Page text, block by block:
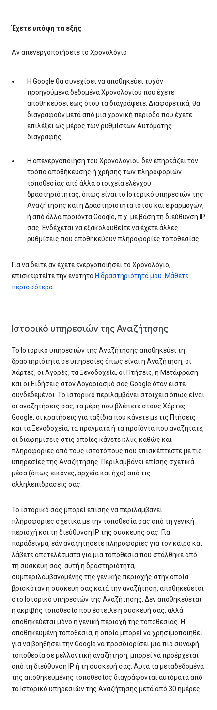
Έχετε υπόψη τα εξής
Αν απενεργοποιήσετε το Χρονολόγιο
Η Google θα συνεχίσει να αποθηκεύει τυχόν
προηγούμενα δεδομένα Χρονολογίου που έχετε
αποθηκεύσει έως ότου τα διαγράψετε. Διαφορετικά, θα
διαγραφούν μετά από μια χρονική περίοδο που έχετε
επιλέξει ως μέρος των ρυθμίσεων Αυτόματης
διαγραφής.
Η απενεργοποίηση του Χρονολογίου δεν επηρεάζει τον
τρόπο αποθήκευσης ή χρήσης των πληροφοριών
τοποθεσίας από άλλα στοιχεία ελέγχου
δραστηριότητας, όπως είναι το Ιστορικό υπηρεσιών της
Αναζήτησης και η Δραστηριότητα ιστού και εφαρμογών,
ή από άλλα προϊόντα Google, π.χ. με βάση τη διεύθυνση IP
σας. Ενδέχεται να εξακολουθείτε να έχετε άλλες
ρυθμίσεις που αποθηκεύουν πληροφορίες τοποθεσίας.
Για να δείτε αν έχετε ενεργοποιήσει το Χρονολόγιο,
επισκεφτείτε την ενότητα Η δραστηριότητά μου. Μάθετε
περισσότερα.
Ιστορικό υπηρεσιών της Αναζήτησης
Το Ιστορικό υπηρεσιών της Αναζήτησης αποθηκεύει τη
δραστηριότητα σε υπηρεσίες όπως είναι η Αναζήτηση, οι
Χάρτες, οι Αγορές, τα Ξενοδοχεία, οι Πτήσεις, η Μετάφραση
και οι Ειδήσεις στον Λογαριασμό σας Google όταν είστε
συνδεδεμένοι. Το ιστορικό περιλαμβάνει στοιχεία όπως είναι
οι αναζητήσεις σας, τα μέρη που βλέπετε στους Χάρτες
Google, οι κρατήσεις για ταξίδια που κάνετε με τις Πτήσεις
και τα Ξενοδοχεία, τα πράγματα ή τα προϊόντα που αναζητάτε,
οι διαφημίσεις στις οποίες κάνετε κλικ, καθώς και
πληροφορίες από τους ιστοτόπους που επισκέπτεστε με τις
υπηρεσίες της Αναζήτησης. Περιλαμβάνει επίσης σχετικά
μέσα (όπως εικόνες, αρχεία και ήχο) από τις
αλληλεπιδράσεις σας.
Το ιστορικό σας μπορεί επίσης να περιλαμβάνει
πληροφορίες σχετικά με την τοποθεσία σας από τη γενική
περιοχή και τη διεύθυνση IP της συσκευής σας. Για
παράδειγμα, εάν αναζητήσετε πληροφορίες για τον καιρό και
λάβετε αποτελέσματα για μια τοποθεσία που στάλθηκε από
τη συσκευή σας, αυτή η δραστηριότητα,
συμπεριλαμβανομένης της γενικής περιοχής στην οποία
βρισκόταν η συσκευή σας κατά την αναζήτηση, αποθηκεύεται
στο Ιστορικό υπηρεσιών της Αναζήτησης. Δεν αποθηκεύεται
η ακριβής τοποθεσία που έστειλε η συσκευή σας, αλλά
αποθηκεύεται μόνο η γενική περιοχή της τοποθεσίας. Η
αποθηκευμένη τοποθεσία, η οποία μπορεί να χρησιμοποιηθεί
για να βοηθήσει την Google να προσδιορίσει μια πιο συναφή
τοποθεσία σε μελλοντική αναζήτηση, μπορεί να προέρχεται
από τη διεύθυνση IP ή τη συσκευή σας. Αυτά τα μεταδεδομένα
της αποθηκευμένης τοποθεσίας διαγράφονται αυτόματα από
το Ιστορικό υπηρεσιών της Αναζήτησης μετά από 30 ημέρες.